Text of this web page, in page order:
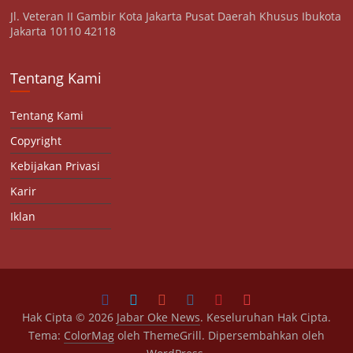
Jl. Veteran II Gambir Kota Jakarta Pusat Daerah Khusus Ibukota
Jakarta 10110 42118
Tentang Kami
Tentang Kami
Copyright
Kebijakan Privasi
Karir
Iklan
Hak Cipta © 2026 Jabar Oke News. Keseluruhan Hak Cipta.
Tema: ColorMagoleh ThemeGrill. Dipersembahkan oleh